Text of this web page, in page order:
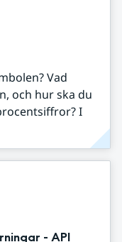
Vad
och hur ska du
I
- API